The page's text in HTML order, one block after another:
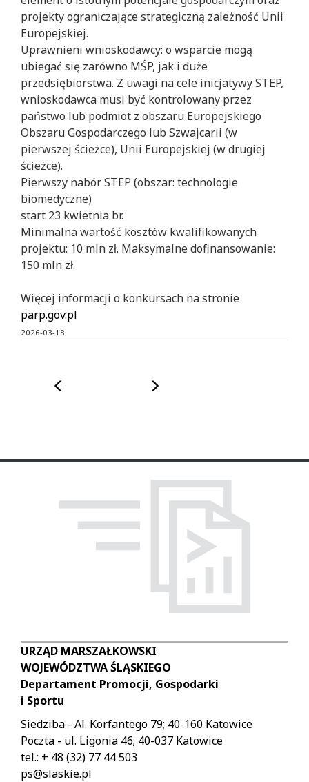
projekty ograniczające strategiczną zależność Unii
Europejskiej.
Uprawnieni wnioskodawcy: o wsparcie mogą
ubiegać się zarówno MŚP, jak i duże
przedsiębiorstwa. Z uwagi na cele inicjatywy STEP,
wnioskodawca musi być kontrolowany przez
państwo lub podmiot z obszaru Europejskiego
Obszaru Gospodarczego lub Szwajcarii (w
pierwszej ścieżce), Unii Europejskiej (w drugiej
ścieżce).
Pierwszy nabór STEP (obszar: technologie
biomedyczne)
start 23 kwietnia br.
Minimalna wartość kosztów kwalifikowanych
projektu: 10 mln zł. Maksymalne dofinansowanie:
150 mln zł.
Więcej informacji o konkursach na stronie
parp.gov.pl
2026-03-18
URZĄD MARSZAŁKOWSKI
WOJEWÓDZTWA ŚLĄSKIEGO
Departament Promocji, Gospodarki
i Sportu
Siedziba - Al. Korfantego 79; 40-160 Katowice
Poczta - ul. Ligonia 46; 40-037 Katowice
tel.: + 48 (32) 77 44 503
ps@slaskie.pl